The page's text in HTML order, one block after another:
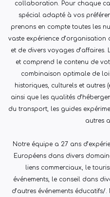
collaboration. Pour chaque
spécial adapté à vos
prenons en compte toutes les
vaste expérience
et de divers voyages d’affaires.
et comprend le contenu de
combinaison optimale de
historiques, culturels et autres
ainsi que les qualités
du transport, les guides
autres
Notre équipe a 27 ans
Européens dans divers
liens commerciaux, le
événements, le conseil dans
d’autres événements